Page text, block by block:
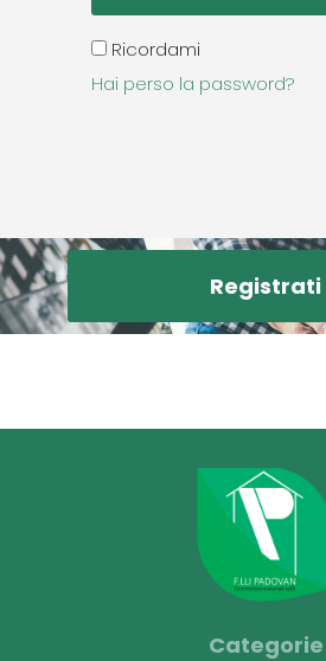
Ricordami
Hai perso la password?
Registrati
Categorie